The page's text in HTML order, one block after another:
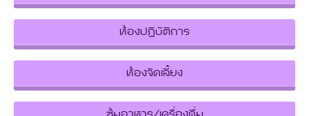
ห้องปฏิบัติการ
ห้องจัดเลี้ยง